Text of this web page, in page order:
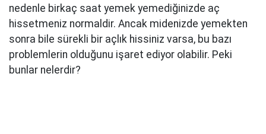
nedenle birkaç saat yemek yemediğinizde aç
hissetmeniz normaldir. Ancak midenizde yemekten
sonra bile sürekli bir açlık hissiniz varsa, bu bazı
problemlerin olduğunu işaret ediyor olabilir. Peki
bunlar nelerdir?